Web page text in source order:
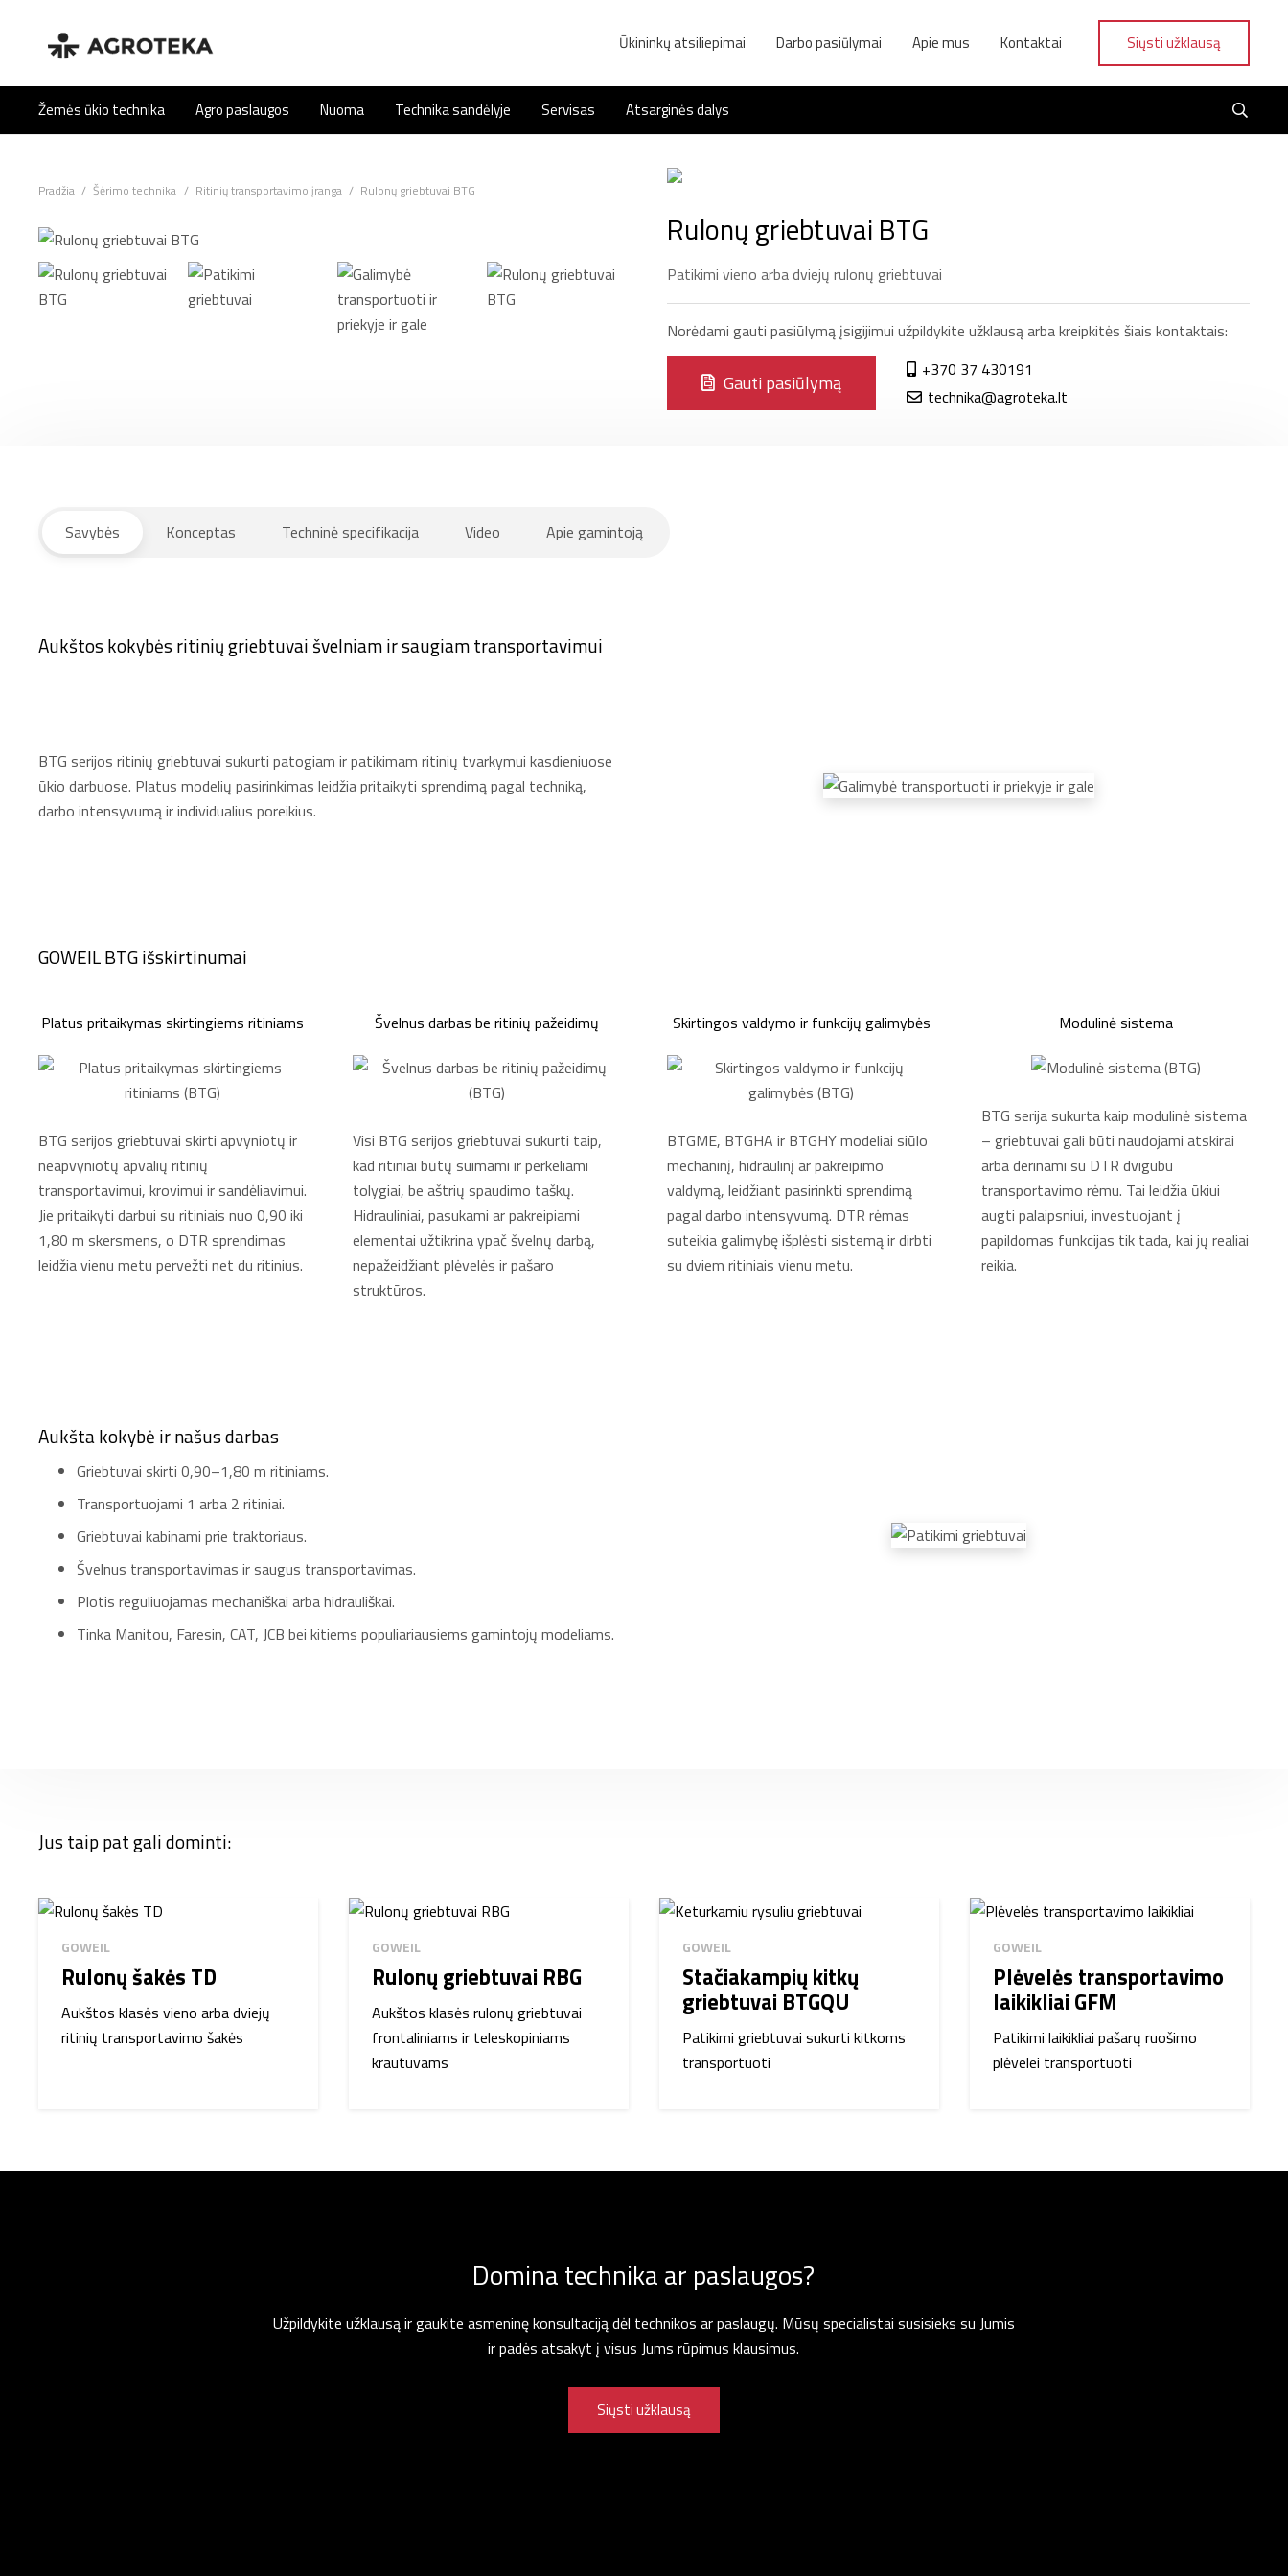
Ūkininkų atsiliepimai Darbo pasiūlymai Apie mus Kontaktai Siųsti užklausą
Žemės ūkio technika Agro paslaugos Nuoma Technika sandėlyje Servisas Atsarginės dalys
Pradžia / Šėrimo technika / Ritinių transportavimo įranga / Rulonų griebtuvai BTG
Rulonų griebtuvai BTG
Patikimi vieno arba dviejų rulonų griebtuvai
Norėdami gauti pasiūlymą įsigijimui užpildykite užklausą arba kreipkitės šiais kontaktais:
Gauti pasiūlymą
+370 37 430191
technika@agroteka.lt
Savybės Konceptas Techninė specifikacija Video Apie gamintoją
Aukštos kokybės ritinių griebtuvai švelniam ir saugiam transportavimui
BTG serijos ritinių griebtuvai sukurti patogiam ir patikimam ritinių tvarkymui kasdieniuose
ūkio darbuose. Platus modelių pasirinkimas leidžia pritaikyti sprendimą pagal techniką,
darbo intensyvumą ir individualius poreikius.
GOWEIL BTG išskirtinumai
Platus pritaikymas skirtingiems ritiniams
BTG serijos griebtuvai skirti apvyniotų ir
neapvyniotų apvalių ritinių
transportavimui, krovimui ir sandėliavimui.
Jie pritaikyti darbui su ritiniais nuo 0,90 iki
1,80 m skersmens, o DTR sprendimas
leidžia vienu metu pervežti net du ritinius.
Švelnus darbas be ritinių pažeidimų
Visi BTG serijos griebtuvai sukurti taip,
kad ritiniai būtų suimami ir perkeliami
tolygiai, be aštrių spaudimo taškų.
Hidrauliniai, pasukami ar pakreipiami
elementai užtikrina ypač švelnų darbą,
nepažeidžiant plėvelės ir pašaro
struktūros.
Skirtingos valdymo ir funkcijų galimybės
BTGME, BTGHA ir BTGHY modeliai siūlo
mechaninį, hidraulinį ar pakreipimo
valdymą, leidžiant pasirinkti sprendimą
pagal darbo intensyvumą. DTR rėmas
suteikia galimybę išplėsti sistemą ir dirbti
su dviem ritiniais vienu metu.
Modulinė sistema
BTG serija sukurta kaip modulinė sistema
– griebtuvai gali būti naudojami atskirai
arba derinami su DTR dvigubu
transportavimo rėmu. Tai leidžia ūkiui
augti palaipsniui, investuojant į
papildomas funkcijas tik tada, kai jų realiai
reikia.
Aukšta kokybė ir našus darbas
Griebtuvai skirti 0,90–1,80 m ritiniams.
Transportuojami 1 arba 2 ritiniai.
Griebtuvai kabinami prie traktoriaus.
Švelnus transportavimas ir saugus transportavimas.
Plotis reguliuojamas mechaniškai arba hidrauliškai.
Tinka Manitou, Faresin, CAT, JCB bei kitiems populiariausiems gamintojų modeliams.
Jus taip pat gali dominti:
GOWEIL
Rulonų šakės TD
Aukštos klasės vieno arba dviejų
ritinių transportavimo šakės
GOWEIL
Rulonų griebtuvai RBG
Aukštos klasės rulonų griebtuvai
frontaliniams ir teleskopiniams
krautuvams
GOWEIL
Stačiakampių kitkų
griebtuvai BTGQU
Patikimi griebtuvai sukurti kitkoms
transportuoti
GOWEIL
Plėvelės transportavimo
laikikliai GFM
Patikimi laikikliai pašarų ruošimo
plėvelei transportuoti
Domina technika ar paslaugos?
Užpildykite užklausą ir gaukite asmeninę konsultaciją dėl technikos ar paslaugų. Mūsų specialistai susisieks su Jumis
ir padės atsakyt į visus Jums rūpimus klausimus.
Siųsti užklausą